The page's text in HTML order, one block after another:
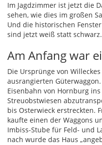
Im Jagdzimmer ist jetzt die
sehen, wie dies im großen
Und die historischen
sind jetzt weiß statt schwarz.
Am Anfang war
Die Ursprünge von
ausrangierten
Eisenbahn von Hornburg
Streuobstwiesen
bis Osterwieck erstreckten.
kaufte einen der Waggons
Imbiss-Stube für Feld- und
nach wurde das Haus